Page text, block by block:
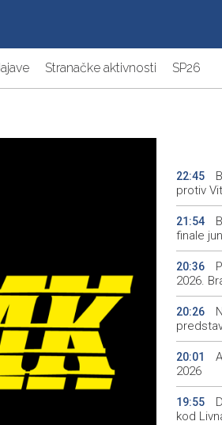
Stranačke aktivnosti SP26
22:45
protiv
21:54
finale
20:36
2026.
20:26
20:01
2026
19:55
kod